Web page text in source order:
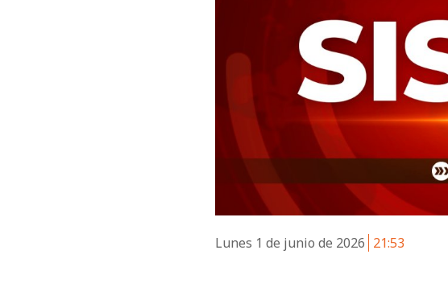
Lunes 1 de junio de 2026 21:53